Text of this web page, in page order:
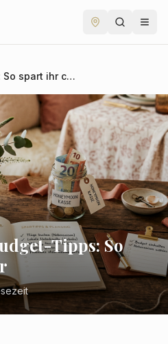
Honeymoon Budget-Tipps: So spart ihr clever
Tipps: So